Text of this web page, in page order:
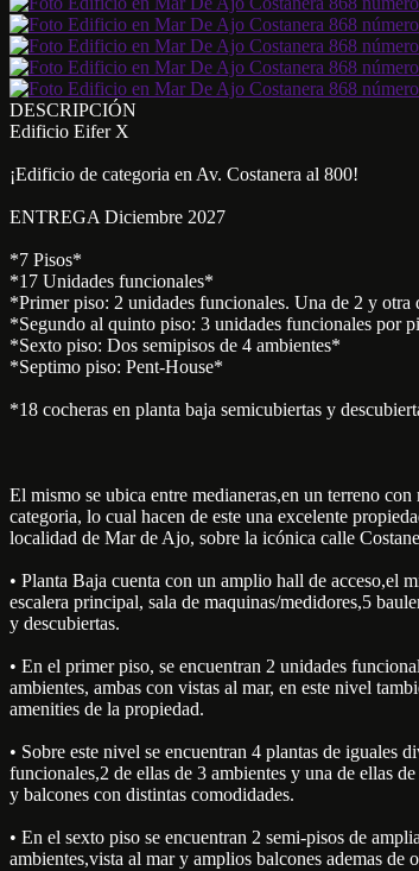
DESCRIPCIÓN
Edificio Eifer X
¡Edificio de categoria en Av. Costanera al 800!
ENTREGA Diciembre 2027
*7 Pisos*
*17 Unidades funcionales*
*Primer piso: 2 unidades funcionales. Una de 2 y
*Segundo al quinto piso: 3 unidades funcionales por
*Sexto piso: Dos semipisos de 4 ambientes*
*Septimo piso: Pent-House*
*18 cocheras en planta baja semicubiertas y
El mismo se ubica entre medianeras,en un terreno
categoria, lo cual hacen de este una excelente
localidad de Mar de Ajo, sobre la icónica calle
• Planta Baja cuenta con un amplio hall de acceso,el
escalera principal, sala de maquinas/medidores,5
y descubiertas.
• En el primer piso, se encuentran 2 unidades
ambientes, ambas con vistas al mar, en este nivel
amenities de la propiedad.
• Sobre este nivel se encuentran 4 plantas de iguales
funcionales,2 de ellas de 3 ambientes y una de ellas
y balcones con distintas comodidades.
• En el sexto piso se encuentran 2 semi-pisos de
ambientes,vista al mar y amplios balcones ademas de